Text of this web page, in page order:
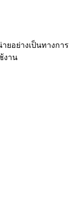
ยอย่างเป็นทางการ
งาน